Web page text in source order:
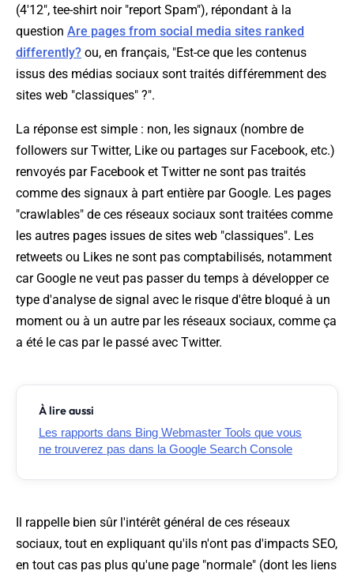
(4'12", tee-shirt noir "report Spam"), répondant à la
question Are pages from social media sites ranked
differently? ou, en français, "Est-ce que les contenus
issus des médias sociaux sont traités différemment des
sites web "classiques" ?".
La réponse est simple : non, les signaux (nombre de
followers sur Twitter, Like ou partages sur Facebook, etc.)
renvoyés par Facebook et Twitter ne sont pas traités
comme des signaux à part entière par Google. Les pages
"crawlables" de ces réseaux sociaux sont traitées comme
les autres pages issues de sites web "classiques". Les
retweets ou Likes ne sont pas comptabilisés, notamment
car Google ne veut pas passer du temps à développer ce
type d'analyse de signal avec le risque d'être bloqué à un
moment ou à un autre par les réseaux sociaux, comme ça
a été le cas par le passé avec Twitter.
À lire aussi
Les rapports dans Bing Webmaster Tools que vous
ne trouverez pas dans la Google Search Console
Il rappelle bien sûr l'intérêt général de ces réseaux
sociaux, tout en expliquant qu'ils n'ont pas d'impacts SEO,
en tout cas pas plus qu'une page "normale" (dont les liens